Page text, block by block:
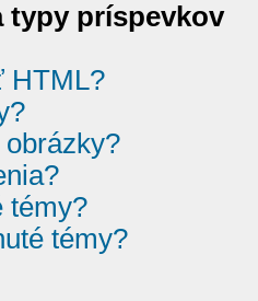
typy príspevkov
HTML?
témy?
témy?